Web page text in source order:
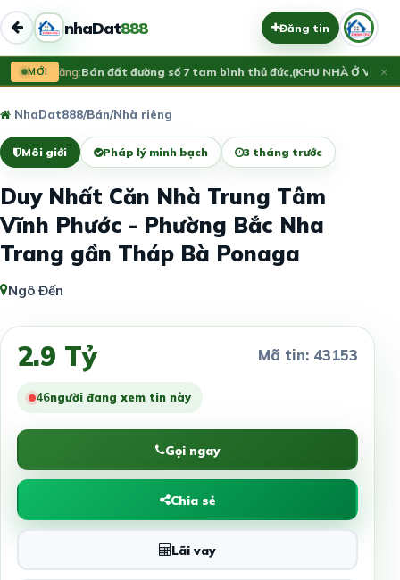
nhaDat888 Đăng tin
MỚI
Vừa đăng:Bán đất đường số 7 tam bình thủ đức,(KHU NHÀ Ở VẠN ×
NhaDat888/Bán/Nhà riêng
Môi giới Pháp lý minh bạch 3 tháng trước
Duy Nhất Căn Nhà Trung Tâm
Vĩnh Phước - Phường Bắc Nha
Trang gần Tháp Bà Ponaga
Ngô Đến
2.9 Tỷ Mã tin: 43153
47người đang xem tin này
Gọi ngay
Chia sẻ
Lãi vay